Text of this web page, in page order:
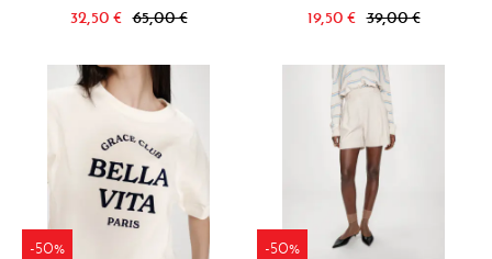
32,50 € 65,00 € 19,50 € 39,00 €
-50% -50%